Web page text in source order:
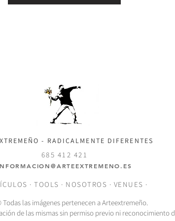
- RADICALMENTE DIFERENTES
Todas las imágenes pertenecen a Arteextremeño.
de las mismas sin permiso previo ni reconocimiento
685 412 421
·TOOLS · NOSOTROS · VENUES ·